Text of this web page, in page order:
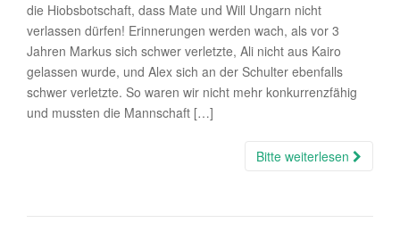
die Hiobsbotschaft, dass Mate und Will Ungarn nicht
verlassen dürfen! Erinnerungen werden wach, als vor 3
Jahren Markus sich schwer verletzte, Ali nicht aus Kairo
gelassen wurde, und Alex sich an der Schulter ebenfalls
schwer verletzte. So waren wir nicht mehr konkurrenzfähig
und mussten die Mannschaft […]
Bitte weiterlesen